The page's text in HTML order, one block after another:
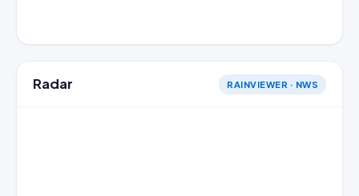
Radar RAINVIEWER · NWS